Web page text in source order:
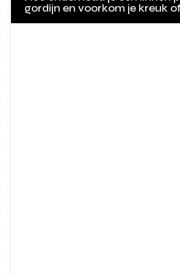
gordijn en voorkom je kreuk